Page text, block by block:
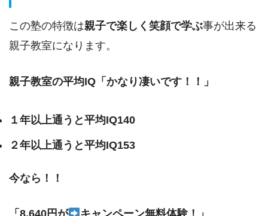
この塾の特徴は親子で楽しく笑顔で学ぶ事が出来る
親子教室になります。
親子教室の平均IQ「かなり凄いです！！」
１年以上通うと平均IQ140
２年以上通うと平均IQ153
今なら！！